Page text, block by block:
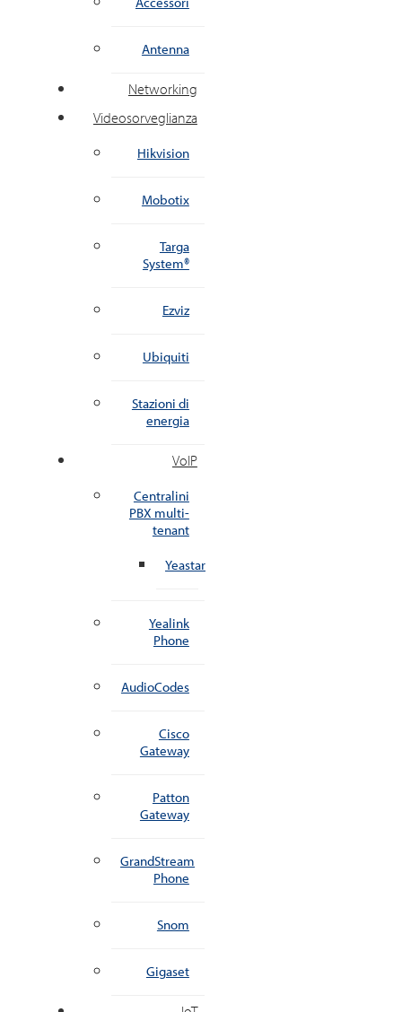
Antenna
Networking
Videosorveglianza
Hikvision
Mobotix
Targa
System®
Ezviz
Ubiquiti
Stazioni di
energia
VoIP
Centralini
PBX multi-
tenant
Yeastar
Yealink
Phone
AudioCodes
Cisco
Gateway
Patton
Gateway
GrandStream
Phone
Snom
Gigaset